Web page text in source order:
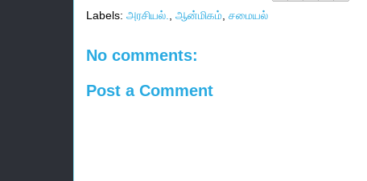
Labels: அரசியல். ஆன்மிகம் சமையல்
No comments:
Post a Comment